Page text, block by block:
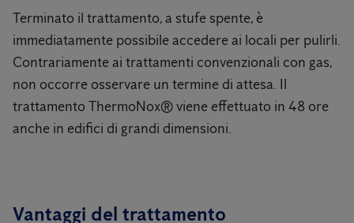
Terminato il trattamento, a stufe spente, è
immediatamente possibile accedere ai locali per pulirli.
Contrariamente ai trattamenti convenzionali con gas,
non occorre osservare un termine di attesa. Il
trattamento ThermoNox® viene effettuato in 48 ore
anche in edifici di grandi dimensioni.
Vantaggi del trattamento